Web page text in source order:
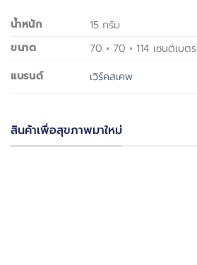
น้ำหนัก
15 กรัม
ขนาด
70 × 70 × 114 เซนติเมตร
แบรนด์
เวิร์คสเคพ
สินค้าเพื่อสุขภาพมาใหม่